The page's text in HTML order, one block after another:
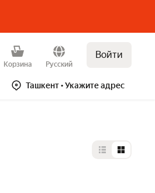
Корзина Русский
Войти
Ташкент• Укажите адрес
Выбор типа